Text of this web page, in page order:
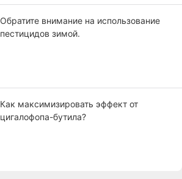
Обратите внимание на использование
пестицидов зимой.
Как максимизировать эффект от
цигалофопа-бутила?